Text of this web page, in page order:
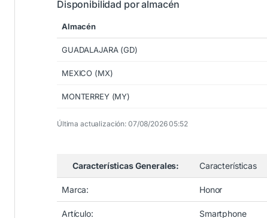
Disponibilidad por almacén
Almacén
GUADALAJARA (GD)
MEXICO (MX)
MONTERREY (MY)
Última actualización: 07/08/2026 05:52
Características Generales: Características
Marca: Honor
Artículo: Smartphone